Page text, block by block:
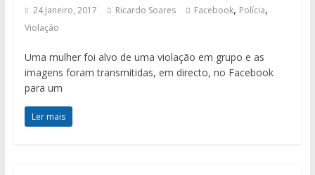
24 Janeiro, 2017 Ricardo Soares Facebook, Polícia,
Violação
Uma mulher foi alvo de uma violação em grupo e as
imagens foram transmitidas, em directo, no Facebook
para um
Ler mais